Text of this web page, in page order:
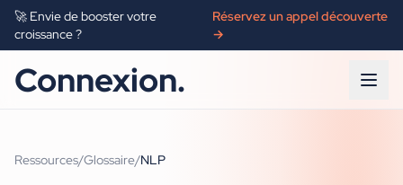
🚀 Envie de booster votre
croissance ?
Réservez un appel découverte
→
Connexion.
Ressources/Glossaire/NLP